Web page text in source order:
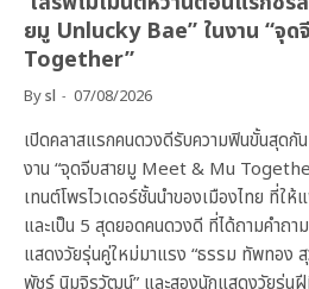
ยมู Unlucky Bae” ในงาน “จุ
Together”
Bysl 07/08/2026
เปิดคลาสแรกคนดวงดีรับความฟินขั้นสุดกั
งาน “จุดจีบสายมู Meet & Mu
เทนต์โพรไวเดอร์ชั้นนำของเมืองไทย ที่ใ
และเป็น 5 สุดยอดคนดวงดี ที่ได้ถามคำถา
แสดงวัยรุ่นคู่ใหม่มาแรง “ธรรม ทัพทอง
พัชร์ นิมจิรวัฒน์” และสองนักแสดงวัยรุ่น